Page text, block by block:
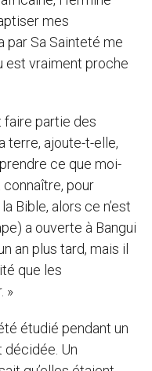
mes
par Sa Sainteté me
est vraiment proche
faire partie des
terre, ajoute-t-elle,
ce que moi-
connaître, pour
Bible, alors ce n’est
a ouverte à Bangui
an plus tard, mais il
que les
»
étudié pendant un
décidée. Un